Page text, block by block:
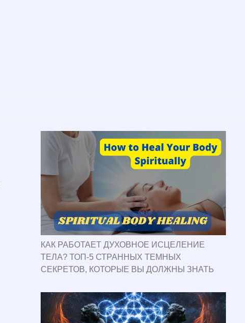
КАК РАБОТАЕТ ДУХОВНОЕ ИСЦЕЛЕНИЕ
ТЕЛА? ТОП-5 СТРАННЫХ ТЕМНЫХ
СЕКРЕТОВ, КОТОРЫЕ ВЫ ДОЛЖНЫ ЗНАТЬ